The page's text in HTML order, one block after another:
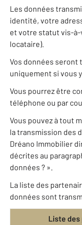
Les données
identité, votre
et votre statut vis-
locataire).
Vos données seront
uniquement si vous
Vous pourrez être
téléphone ou par
Vous pouvez à tout
la transmission des
Dréano Immobilier
décrites au
données ? ».
La liste des
données sont
Liste